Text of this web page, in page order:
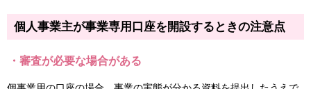
個人事業主が事業専用口座を開設するときの注意点
・審査が必要な場合がある